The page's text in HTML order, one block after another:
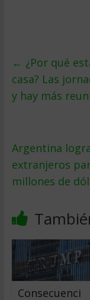
← ¿Por qué
casa? Las
y hay más
Argentina
extranjeros
millones de
Consecuenci